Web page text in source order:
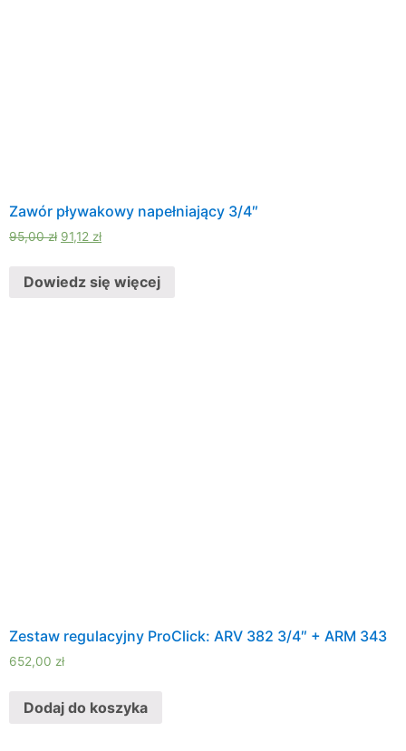
Zawór pływakowy napełniający 3/4″
95,00zł 91,12 zł
Dowiedz się więcej
Zestaw regulacyjny ProClick: ARV 382 3/4″ + ARM 343
652,00 zł
Dodaj do koszyka